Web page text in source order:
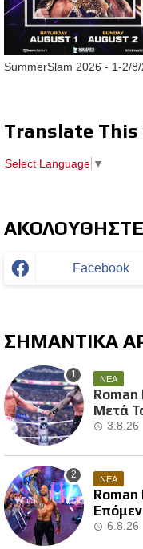
SummerSlam 2026 - 1-2/8/
Translate This
Select Language ▼
Facebook
ΣΗΜΑΝΤΙΚΑ
ΝΕΑ
Roman
Μετά
3.8.26
ΝΕΑ
Roman
6.8.26